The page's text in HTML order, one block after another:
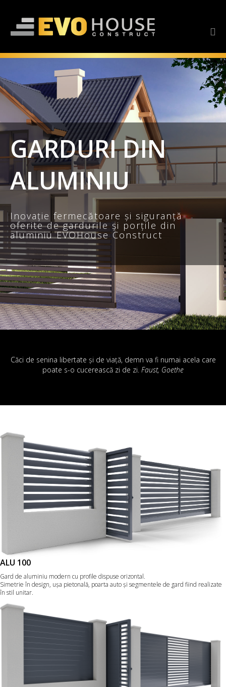
GARDURI DIN
ALUMINIU
Inovație fermecătoare și siguranță
oferite de gardurile și porțile din
aluminiu EVOHouse Construct
Căci de senina libertate și de viață, demn va fi numai acela care
poate s-o cucerească zi de zi. Faust, Goethe
ALU 100
Gard de aluminiu modern cu profile dispuse orizontal.
Simetrie în design, ușa pietonală, poarta auto şi segmentele de gard fiind realizate
în stil unitar.